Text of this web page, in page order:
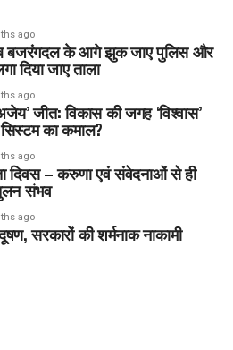
ago
बजरंगदल के आगे झुक जाए पुलिस और
दिया जाए ताला
ago
जीत: विकास की जगह ‘विश्वास’
का कमाल?
ago
दिवस – करुणा एवं संवेदनाओं से ही
संभव
ago
सरकारों की शर्मनाक नाकामी